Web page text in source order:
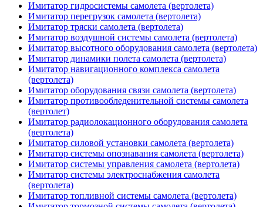
Имитатор гидросистемы самолета (вертолета)
Имитатор перегрузок самолета (вертолета)
Имитатор тряски самолета (вертолета)
Имитатор воздушной системы самолета (вертолета)
Имитатор высотного оборудования самолета (вертолета)
Имитатор динамики полета самолета (вертолета)
Имитатор навигационного комплекса самолета
(вертолета)
Имитатор оборудования связи самолета (вертолета)
Имитатор противообледенительной системы самолета
(вертолет)
Имитатор радиолокационного оборудования самолета
(вертолета)
Имитатор силовой установки самолета (вертолета)
Имитатор системы опознавания самолета (вертолета)
Имитатор системы управления самолета (вертолета)
Имитатор системы электроснабжения самолета
(вертолета)
Имитатор топливной системы самолета (вертолета)